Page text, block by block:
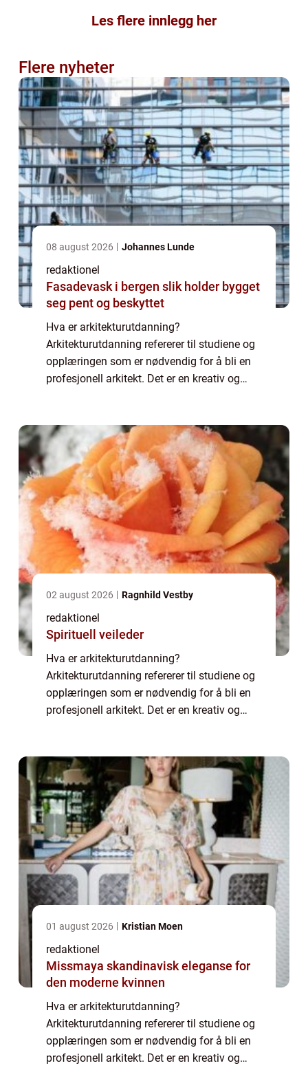
Les flere innlegg her
Flere nyheter
08 august 2026 Johannes Lunde
redaktionel
Fasadevask i bergen slik holder bygget
seg pent og beskyttet
Hva er arkitekturutdanning?
Arkitekturutdanning refererer til studiene og
opplæringen som er nødvendig for å bli en
profesjonell arkitekt. Det er en kreativ og
og est...
02 august 2026 Ragnhild Vestby
redaktionel
Spirituell veileder
Hva er arkitekturutdanning?
Arkitekturutdanning refererer til studiene og
opplæringen som er nødvendig for å bli en
profesjonell arkitekt. Det er en kreativ og
og est...
01 august 2026 Kristian Moen
redaktionel
Missmaya skandinavisk eleganse for
den moderne kvinnen
Hva er arkitekturutdanning?
Arkitekturutdanning refererer til studiene og
opplæringen som er nødvendig for å bli en
profesjonell arkitekt. Det er en kreativ og